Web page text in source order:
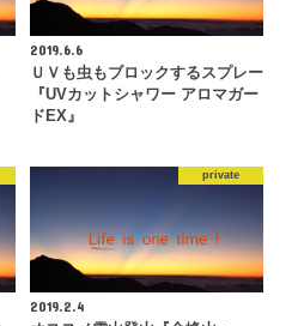
2019.6.6
ＵＶも虫もブロックするスプレー
『UVカットシャワー アロマガー
ドEX』
private
2019.2.4